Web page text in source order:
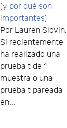
(y por qué son
importantes)
Por Lauren Slovin.
Si recientemente
ha realizado una
prueba t de 1
muestra o una
prueba t pareada
en...